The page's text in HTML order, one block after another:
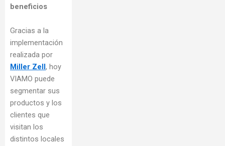
beneficios
Gracias a la
implementación
realizada por
Miller Zell , hoy
VIAMO puede
segmentar sus
productos y los
clientes que
visitan los
distintos locales